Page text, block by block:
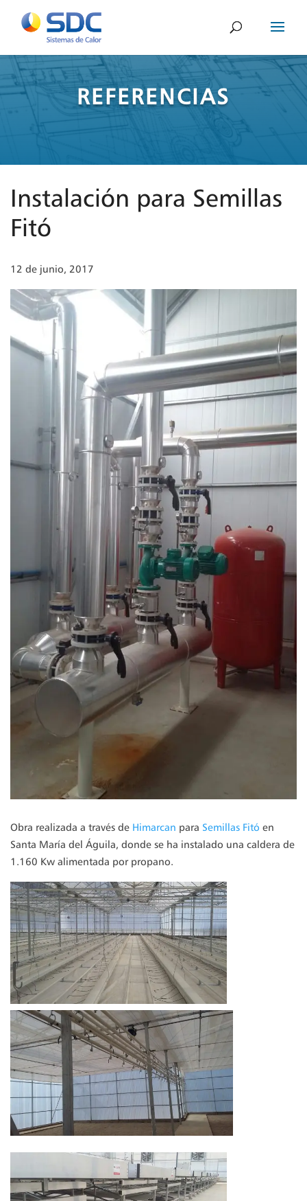
REFERENCIAS
Instalación para Semillas
Fitó
12 de junio, 2017
Obra realizada a través de Himarcan para Semillas Fitó en
Santa María del Águila, donde se ha instalado una caldera de
1.160 Kw alimentada por propano.